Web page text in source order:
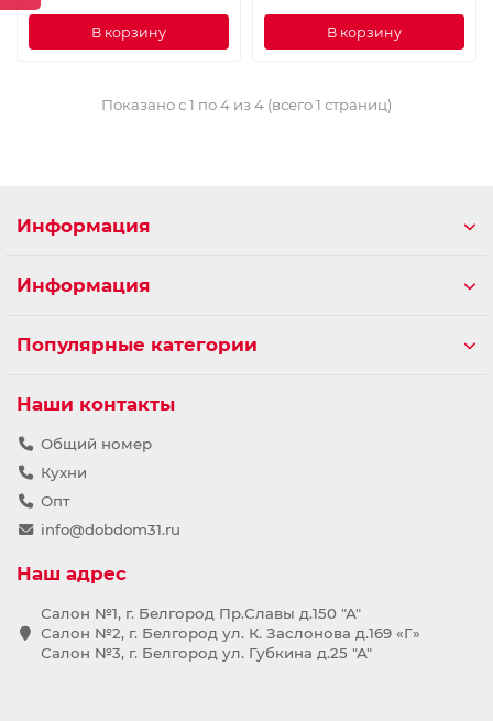
В корзину В корзину
Показано с 1 по 4 из 4 (всего 1 страниц)
Информация
Информация
Популярные категории
Наши контакты
Общий номер
Кухни
Опт
info@dobdom31.ru
Наш адрес
Салон №1, г. Белгород Пр.Славы д.150 "А"
Салон №2, г. Белгород ул. К. Заслонова д.169 «Г»
Салон №3, г. Белгород ул. Губкина д.25 "А"